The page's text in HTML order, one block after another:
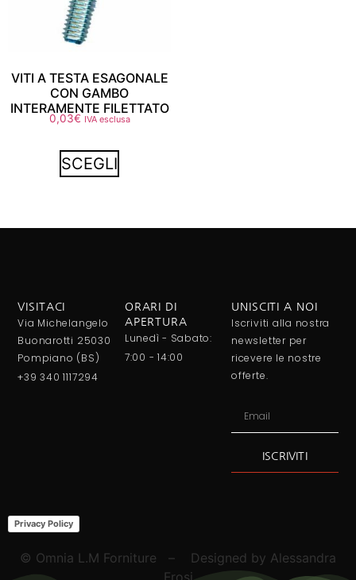
VITI A TESTA ESAGONALE
CON GAMBO
INTERAMENTE FILETTATO
0,03€ IVA esclusa
SCEGLI
VISITACI
Via Michelangelo
Buonarotti 25030
Pompiano (BS)
+39 340 1117294
ORARI DI
APERTURA
Lunedì - Sabato:
7:00 - 14:00
UNISCITI A NOI
Iscriviti alla nostra
newsletter per
ricevere le nostre
offerte.
ISCRIVITI
Privacy Policy
© Omnia L.M Forniture – Designed by Alessandra
Frosi